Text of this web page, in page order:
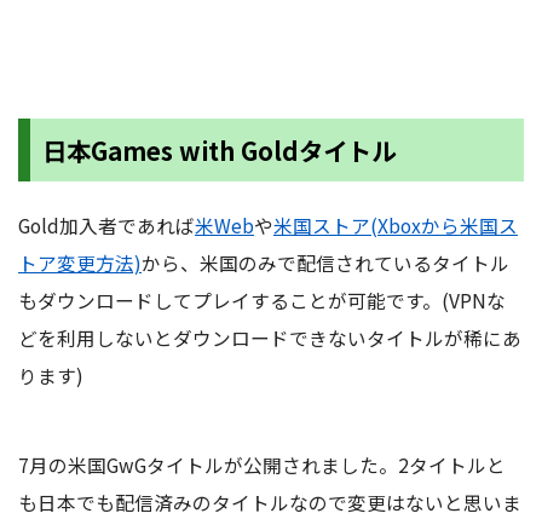
日本Games with Goldタイトル
Gold加入者であれば米Webや米国ストア(Xboxから米国ス
トア変更方法)から、米国のみで配信されているタイトル
もダウンロードしてプレイすることが可能です。(VPNな
どを利用しないとダウンロードできないタイトルが稀にあ
ります)
7月の米国GwGタイトルが公開されました。2タイトルと
も日本でも配信済みのタイトルなので変更はないと思いま